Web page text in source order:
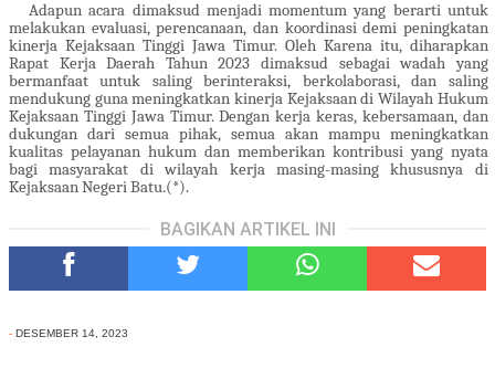
Adapun acara dimaksud menjadi momentum yang berarti untuk
melakukan evaluasi, perencanaan, dan koordinasi demi peningkatan
kinerja Kejaksaan Tinggi Jawa Timur. Oleh Karena itu, diharapkan
Rapat Kerja Daerah Tahun 2023 dimaksud sebagai wadah yang
bermanfaat untuk saling berinteraksi, berkolaborasi, dan saling
mendukung guna meningkatkan kinerja Kejaksaan di Wilayah Hukum
Kejaksaan Tinggi Jawa Timur. Dengan kerja keras, kebersamaan, dan
dukungan dari semua pihak, semua akan mampu meningkatkan
kualitas pelayanan hukum dan memberikan kontribusi yang nyata
bagi masyarakat di wilayah kerja masing-masing khususnya di
Kejaksaan Negeri Batu.(*).
BAGIKAN ARTIKEL INI
- DESEMBER 14, 2023